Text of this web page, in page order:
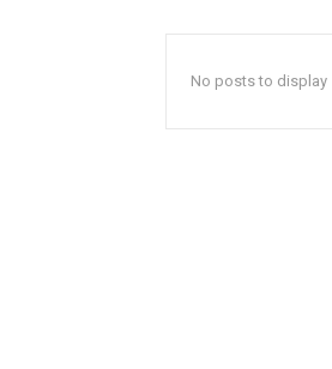
No posts to display